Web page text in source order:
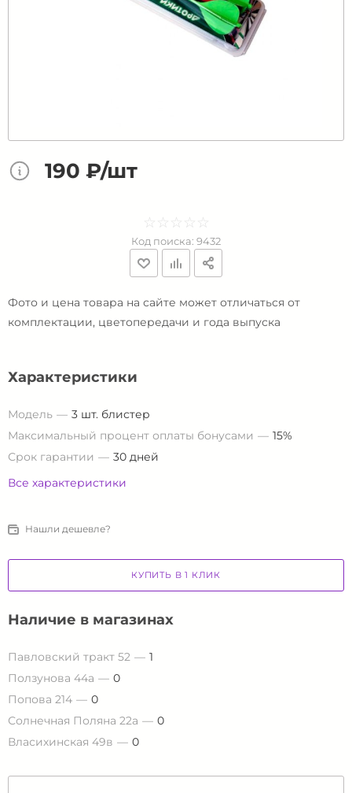
190 ₽/шт
☆ ☆ ☆ ☆ ☆
★ ★ ★ ★ ★
Код поиска: 9432
Фото и цена товара на сайте может отличаться от
комплектации, цветопередачи и года выпуска
Характеристики
Модель
3 шт. блистер
Максимальный процент оплаты бонусами
15%
Срок гарантии
30 дней
Все характеристики
Нашли дешевле?
КУПИТЬ В 1 КЛИК
Наличие в магазинах
Павловский тракт 52
1
Ползунова 44а
0
Попова 214
0
Солнечная Поляна 22а
0
Власихинская 49в
0